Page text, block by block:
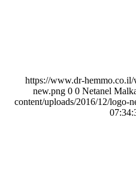
https://www.dr-
new.png 0 0 Netanel
content/uploads/2016/12/logo-